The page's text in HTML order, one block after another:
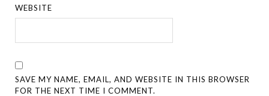
WEBSITE
SAVE MY NAME, EMAIL, AND WEBSITE IN THIS BROWSER
FOR THE NEXT TIME I COMMENT.